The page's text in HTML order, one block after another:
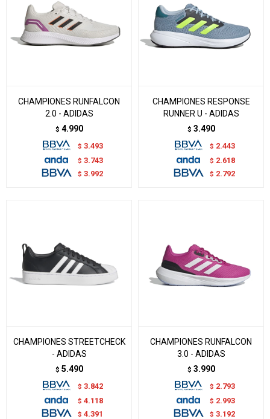
CHAMPIONES RUNFALCON
2.0 - ADIDAS
$ 4.990
$ 3.493
$ 3.743
$ 3.992
CHAMPIONES RESPONSE
RUNNER U - ADIDAS
$ 3.490
$ 2.443
$ 2.618
$ 2.792
CHAMPIONES STREETCHECK
- ADIDAS
$ 5.490
$ 3.842
$ 4.118
$ 4.391
CHAMPIONES RUNFALCON
3.0 - ADIDAS
$ 3.990
$ 2.793
$ 2.993
$ 3.192